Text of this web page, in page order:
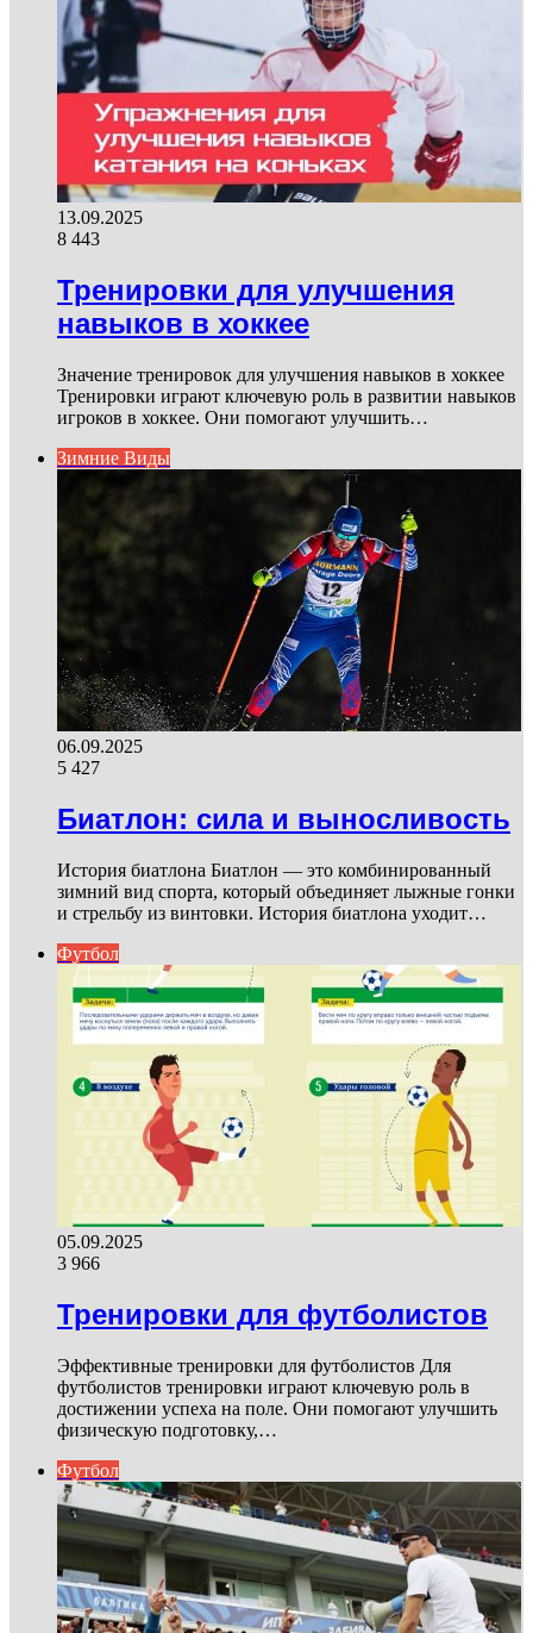
13.09.2025
8 443
Тренировки для улучшения
навыков в хоккее
Значение тренировок для улучшения навыков в хоккее
Тренировки играют ключевую роль в развитии навыков
игроков в хоккее. Они помогают улучшить…
Зимние Виды
06.09.2025
5 427
Биатлон: сила и выносливость
История биатлона Биатлон — это комбинированный
зимний вид спорта, который объединяет лыжные гонки
и стрельбу из винтовки. История биатлона уходит…
Футбол
05.09.2025
3 966
Тренировки для футболистов
Эффективные тренировки для футболистов Для
футболистов тренировки играют ключевую роль в
достижении успеха на поле. Они помогают улучшить
физическую подготовку,…
Футбол